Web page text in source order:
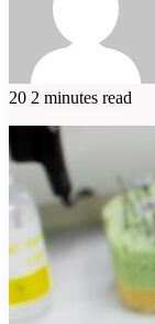
20 2 minutes read